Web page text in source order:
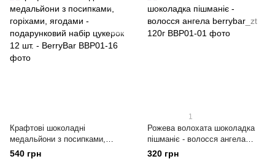
Крафтові шоколадні
медальйони з посипками,
горіхами, ягодами -
подарунковий набір цукерок 12
540 грн
1
Рожева волохата шоколадка
пішманіє - волосся ангела
berrybar_zt 120г
320 грн